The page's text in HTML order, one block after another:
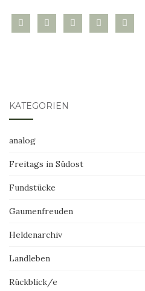
bloglovininstagramtwitter pinterest
mail
KATEGORIEN
analog
Freitags in Südost
Fundstücke
Gaumenfreuden
Heldenarchiv
Landleben
Rückblick/e